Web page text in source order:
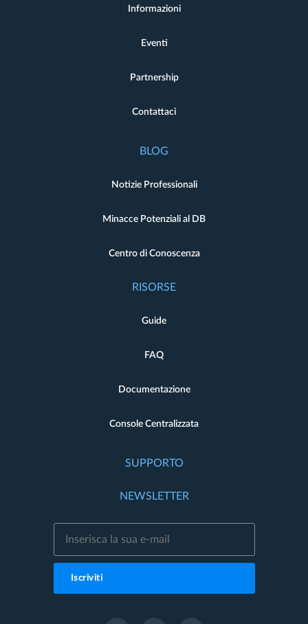
Informazioni
Eventi
Partnership
Contattaci
BLOG
Notizie Professionali
Minacce Potenziali al DB
Centro di Conoscenza
RISORSE
Guide
FAQ
Documentazione
Console Centralizzata
SUPPORTO
NEWSLETTER
Iscriviti